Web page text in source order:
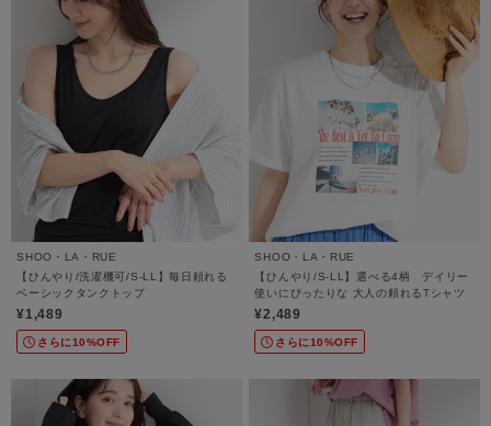
SHOO・LA・RUE
【ひんやり/洗濯機可/S-LL】毎日頼れる
ベーシックタンクトップ
¥1,489
さらに10%OFF
SHOO・LA・RUE
【ひんやり/S-LL】選べる4柄 デイリー
使いにぴったりな 大人の頼れるTシャツ
¥2,489
さらに10%OFF